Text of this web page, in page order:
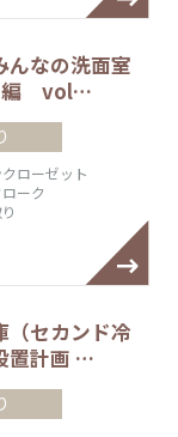
んなの洗面室
編 vol…
ローゼット
ーク
（セカンド冷
置計画 …